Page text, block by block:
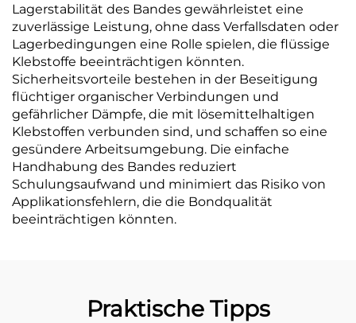
Lagerstabilität des Bandes gewährleistet eine
zuverlässige Leistung, ohne dass Verfallsdaten oder
Lagerbedingungen eine Rolle spielen, die flüssige
Klebstoffe beeinträchtigen könnten.
Sicherheitsvorteile bestehen in der Beseitigung
flüchtiger organischer Verbindungen und
gefährlicher Dämpfe, die mit lösemittelhaltigen
Klebstoffen verbunden sind, und schaffen so eine
gesündere Arbeitsumgebung. Die einfache
Handhabung des Bandes reduziert
Schulungsaufwand und minimiert das Risiko von
Applikationsfehlern, die die Bondqualität
beeinträchtigen könnten.
Praktische Tipps